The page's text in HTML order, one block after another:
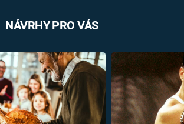
NÁVRHY PRO VÁS